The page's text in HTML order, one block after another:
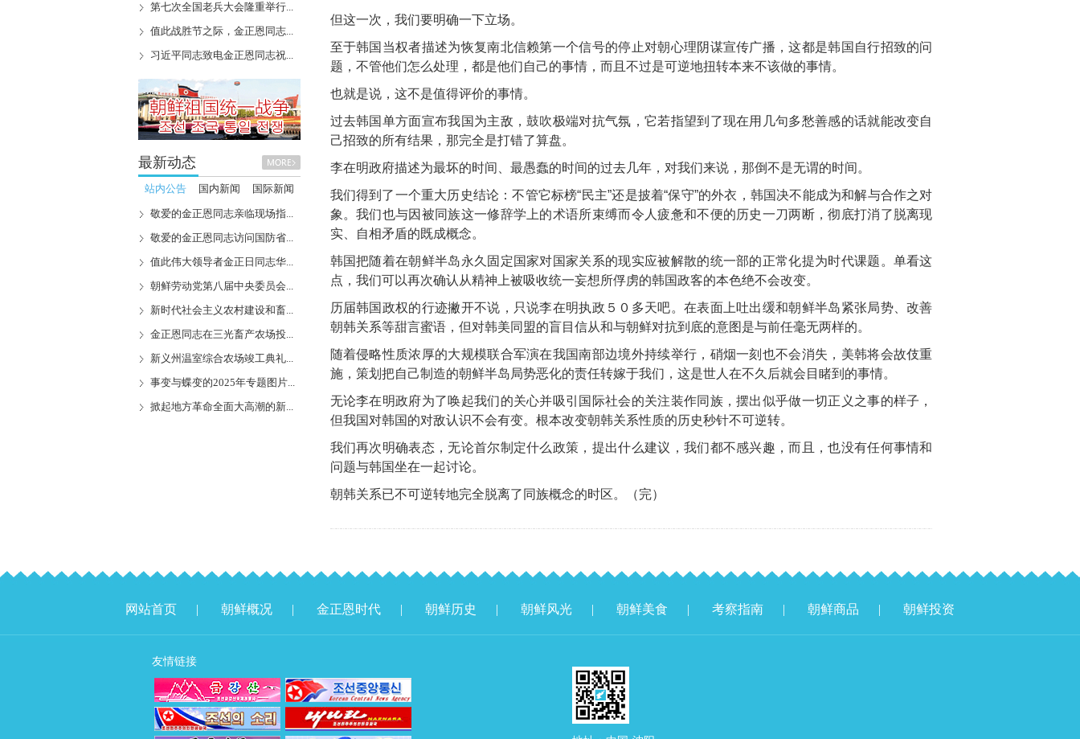
第七次全国老兵大会隆重举行...
值此战胜节之际，金正恩同志...
习近平同志致电金正恩同志祝...
最新动态
站内公告 国内新闻 国际新闻
敬爱的金正恩同志亲临现场指...
敬爱的金正恩同志访问国防省...
值此伟大领导者金正日同志华...
朝鲜劳动党第八届中央委员会...
新时代社会主义农村建设和畜...
金正恩同志在三光畜产农场投...
新义州温室综合农场竣工典礼...
事变与蝶变的2025年专题图片...
掀起地方革命全面大高潮的新...
但这一次，我们要明确一下立场。
至于韩国当权者描述为恢复南北信赖第一个信号的停止对朝心理阴谋宣传广播，这都是韩国自行招致的问
题，不管他们怎么处理，都是他们自己的事情，而且不过是可逆地扭转本来不该做的事情。
也就是说，这不是值得评价的事情。
过去韩国单方面宣布我国为主敌，鼓吹极端对抗气氛，它若指望到了现在用几句多愁善感的话就能改变自
己招致的所有结果，那完全是打错了算盘。
李在明政府描述为最坏的时间、最愚蠢的时间的过去几年，对我们来说，那倒不是无谓的时间。
我们得到了一个重大历史结论：不管它标榜“民主”还是披着“保守”的外衣，韩国决不能成为和解与合作之对
象。我们也与因被同族这一修辞学上的术语所束缚而令人疲惫和不便的历史一刀两断，彻底打消了脱离现
实、自相矛盾的既成概念。
韩国把随着在朝鲜半岛永久固定国家对国家关系的现实应被解散的统一部的正常化提为时代课题。单看这
点，我们可以再次确认从精神上被吸收统一妄想所俘虏的韩国政客的本色绝不会改变。
历届韩国政权的行迹撇开不说，只说李在明执政５０多天吧。在表面上吐出缓和朝鲜半岛紧张局势、改善
朝韩关系等甜言蜜语，但对韩美同盟的盲目信从和与朝鲜对抗到底的意图是与前任毫无两样的。
随着侵略性质浓厚的大规模联合军演在我国南部边境外持续举行，硝烟一刻也不会消失，美韩将会故伎重
施，策划把自己制造的朝鲜半岛局势恶化的责任转嫁于我们，这是世人在不久后就会目睹到的事情。
无论李在明政府为了唤起我们的关心并吸引国际社会的关注装作同族，摆出似乎做一切正义之事的样子，
但我国对韩国的对敌认识不会有变。根本改变朝韩关系性质的历史秒针不可逆转。
我们再次明确表态，无论首尔制定什么政策，提出什么建议，我们都不感兴趣，而且，也没有任何事情和
问题与韩国坐在一起讨论。
朝韩关系已不可逆转地完全脱离了同族概念的时区。（完）
网站首页 | 朝鲜概况 | 金正恩时代 | 朝鲜历史 | 朝鲜风光 | 朝鲜美食 | 考察指南 | 朝鲜商品 | 朝鲜投资
友情链接